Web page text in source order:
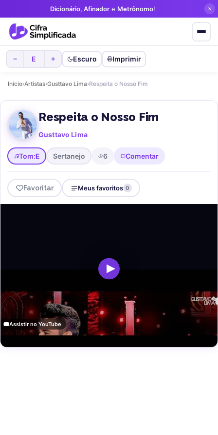
Dicionário, Afinador e Metrônomo!
− E + Escuro Imprimir
Início›Artistas›Gusttavo Lima›Respeita o Nosso Fim
Respeita o Nosso Fim
Gusttavo Lima
Tom:E Sertanejo 6 Comentar
Favoritar Meus favoritos 0
Assistir no YouTube